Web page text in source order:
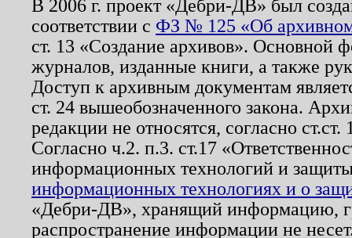
В 2006 г. проект «Дебри-ДВ» был
соответствии с ФЗ № 125 «Об
ст. 13 «Создание архивов». Основной
журналов, изданные книги, а также
Доступ к архивным документам
ст. 24 вышеобозначенного закона.
редакции не относятся, согласно
Согласно ч.2. п.3. ст.17
информационных технологий и
информационных технологиях и о
«Дебри-ДВ», хранящий информацию,
распространение информации не